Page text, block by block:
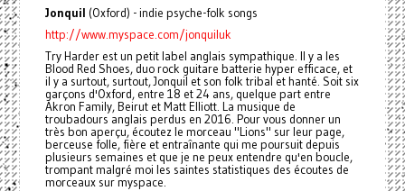
Jonquil (Oxford) - indie psyche-folk songs
http://www.myspace.com/jonquiluk
Try Harder est un petit label anglais sympathique. Il y a les
Blood Red Shoes, duo rock guitare batterie hyper efficace, et
il y a surtout, surtout, Jonquil et son folk tribal et hanté. Soit six
garçons d'Oxford, entre 18 et 24 ans, quelque part entre
Akron Family, Beirut et Matt Elliott. La musique de
troubadours anglais perdus en 2016. Pour vous donner un
très bon aperçu, écoutez le morceau "Lions" sur leur page,
berceuse folle, fière et entraînante qui me poursuit depuis
plusieurs semaines et que je ne peux entendre qu'en boucle,
trompant malgré moi les saintes statistiques des écoutes de
morceaux sur myspace.